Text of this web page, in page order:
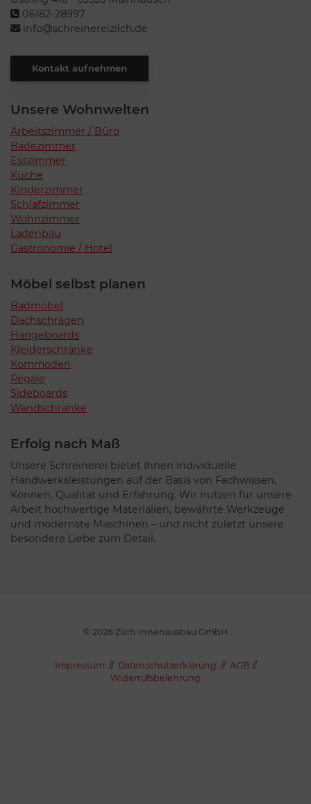
06182-28997
info@schreinereizilch.de
Kontakt aufnehmen
Unsere Wohnwelten
Arbeitszimmer / Büro
Badezimmer
Esszimmer
Küche
Kinderzimmer
Schlafzimmer
Wohnzimmer
Ladenbau
Gastronomie / Hotel
Möbel selbst planen
Badmöbel
Dachschrägen
Hängeboards
Kleiderschränke
Kommoden
Regale
Sideboards
Wandschränke
Erfolg nach Maß
Unsere Schreinerei bietet Ihnen individuelle
Handwerksleistungen auf der Basis von Fachwissen,
Können, Qualität und Erfahrung. Wir nutzen für unsere
Arbeit hochwertige Materialien, bewährte Werkzeuge
und modernste Maschinen – und nicht zuletzt unsere
besondere Liebe zum Detail.
© 2026 Zilch Innenausbau GmbH
Impressum // Datenschutzerklärung // AGB //
Widerrufsbelehrung